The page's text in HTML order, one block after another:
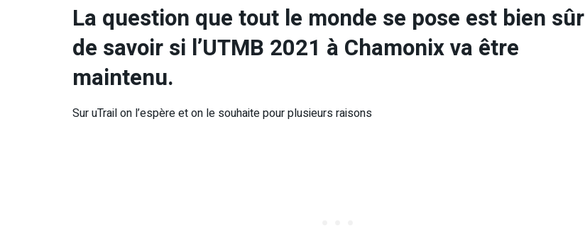
La question que tout le monde se pose est bien sûr
de savoir si l’UTMB 2021 à Chamonix va être
maintenu.
Sur uTrail on l’espère et on le souhaite pour plusieurs raisons